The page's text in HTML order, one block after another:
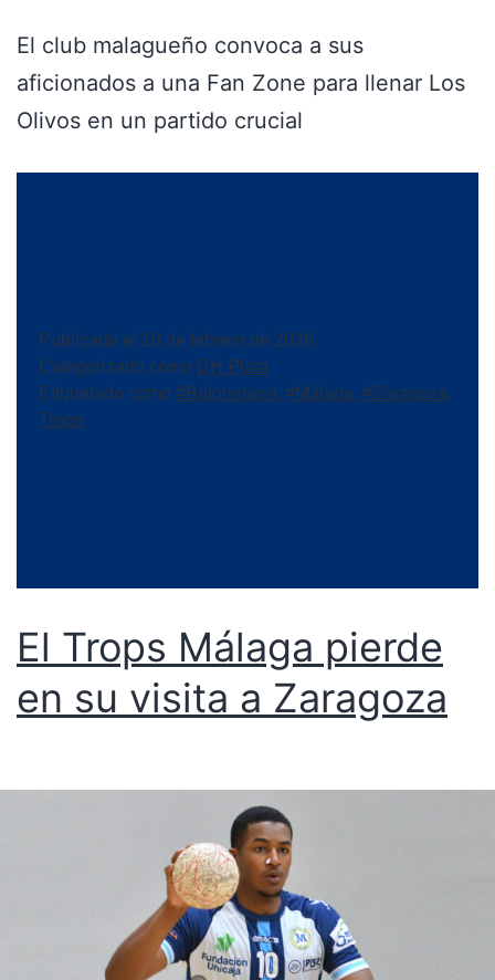
El club malagueño convoca a sus
aficionados a una Fan Zone para llenar Los
Olivos en un partido crucial
Publicada el
18 de febrero de 2026
Categorizado como DH Plata
Etiquetado como #Balonmano, #Málaga, #Zaragoza,
Trops
El Trops Málaga pierde
en su visita a Zaragoza